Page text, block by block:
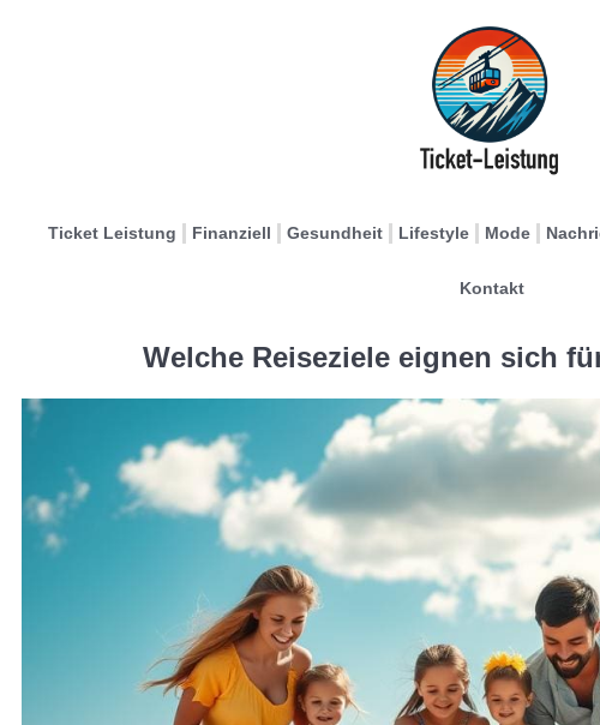
Ticket Leistung Finanziell Gesundheit Lifestyle Mode
Kontakt
Welche Reiseziele eignen sich